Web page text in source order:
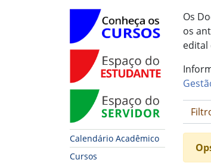
Conheça os Cursos
Espaço do Estudante
Espaço do Servidor
Calendário Acadêmico
Cursos
Os
os
edital